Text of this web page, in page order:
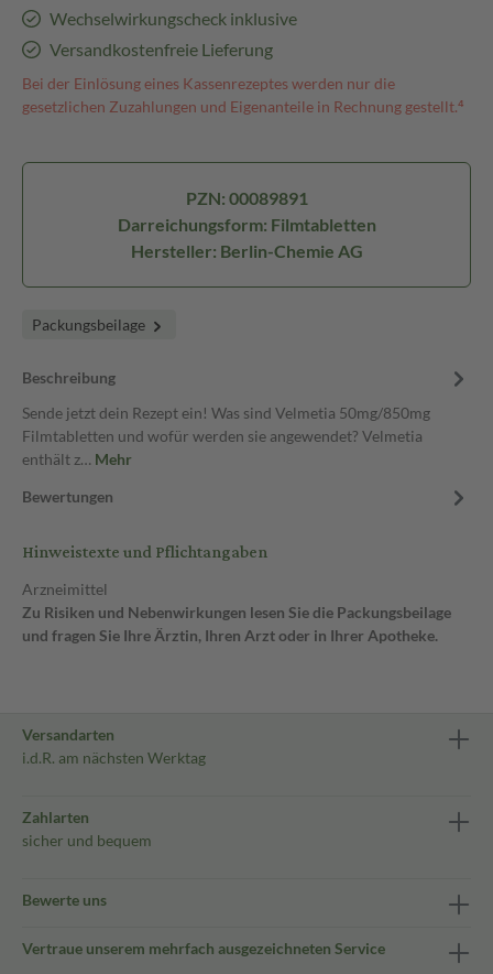
Wechselwirkungscheck inklusive
Versandkostenfreie Lieferung
Bei der Einlösung eines Kassenrezeptes werden nur die
gesetzlichen Zuzahlungen und Eigenanteile in Rechnung gestellt.⁴
PZN: 00089891
Darreichungsform: Filmtabletten
Hersteller: Berlin-Chemie AG
Packungsbeilage
Beschreibung
Sende jetzt dein Rezept ein! Was sind Velmetia 50mg/850mg
Filmtabletten und wofür werden sie angewendet? Velmetia
enthält z… Mehr
Bewertungen
Hinweistexte und Pflichtangaben
Arzneimittel
Zu Risiken und Nebenwirkungen lesen Sie die Packungsbeilage
und fragen Sie Ihre Ärztin, Ihren Arzt oder in Ihrer Apotheke.
Versandarten
i.d.R. am nächsten Werktag
Zahlarten
sicher und bequem
Bewerte uns
Vertraue unserem mehrfach ausgezeichneten Service